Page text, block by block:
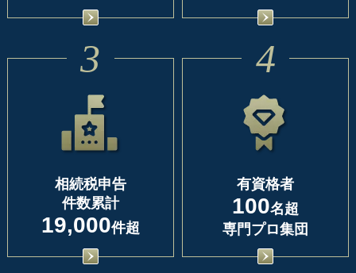
3
相続税申告
件数累計
19,000件超
4
有資格者
100名超
専門プロ集団